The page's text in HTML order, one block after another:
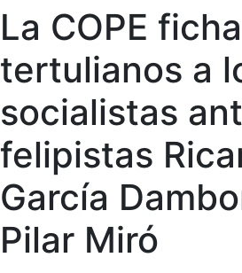
La COPE
tertulianos a
socialistas
felipistas
García
Pilar Miró